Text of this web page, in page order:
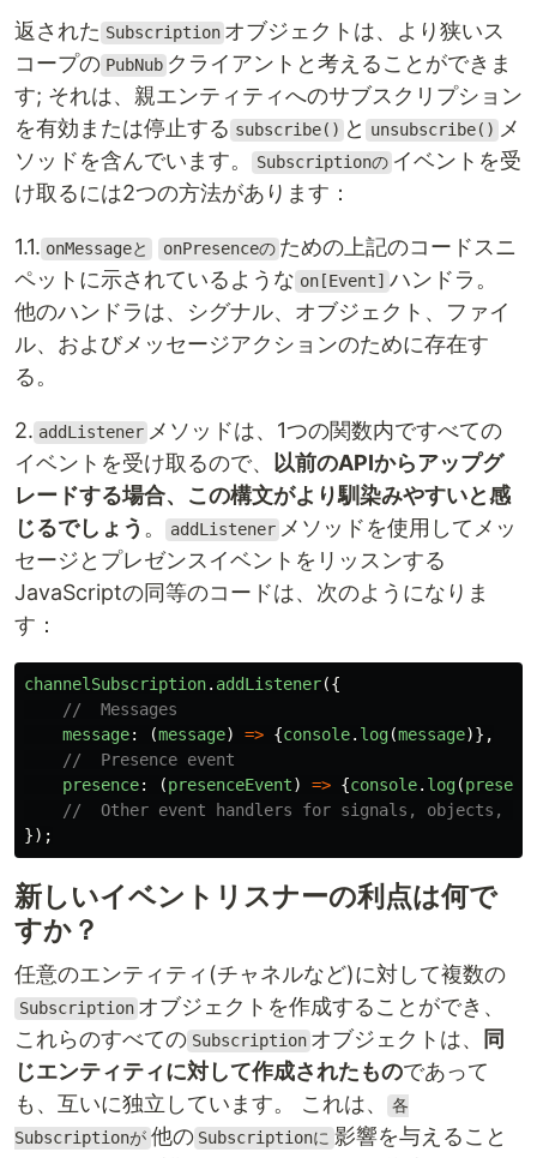
返された Subscription オブジェクトは、より狭いス
コープの PubNub クライアントと考えることができま
す; それは、親エンティティへのサブスクリプション
を有効または停止する subscribe() と unsubscribe() メ
ソッドを含んでいます。
Subscriptionの イベントを受
け取るには2つの方法があります：
1.1. onMessageと onPresenceの ための上記のコードスニ
ペットに示されているような on[Event] ハンドラ。
他のハンドラは、シグナル、オブジェクト、ファイ
ル、およびメッセージアクションのために存在す
る。
2. addListener メソッドは、1つの関数内ですべての
イベントを受け取るので、
以前のAPIからアップグ
レードする場合、この構文がより馴染みやすいと感
じるでしょう 。 addListener メソッドを使用してメッ
セージとプレゼンスイベントをリッスンする
JavaScriptの同等のコードは、次のようになりま
す：
channelSubscription. addListener({
//  Messages
message: (message) => {console. log(message)},
//  Presence event
presence: (presenceEvent) => {console. log(
//  Other event handlers for signals, objects,
});
新しいイベントリスナーの利点は何で
すか？
任意のエンティティ(チャネルなど)に対して複数の
Subscription オブジェクトを作成することができ、
これらのすべての Subscription オブジェクトは、
同
じエンティティに対して作成されたものであって
も、互いに独立しています。 これは、
各
Subscriptionが 他の Subscriptionに 影響を与えること